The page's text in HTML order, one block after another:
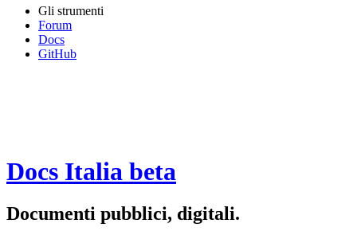
Gli strumenti
Forum
Docs
GitHub
Docs Italia beta
Documenti pubblici, digitali.